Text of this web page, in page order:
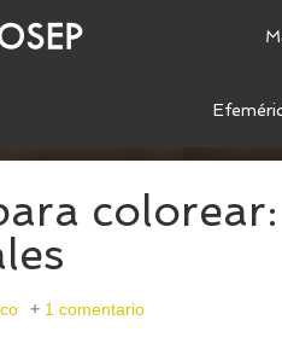
LÁMINAS PARA
1 comentario